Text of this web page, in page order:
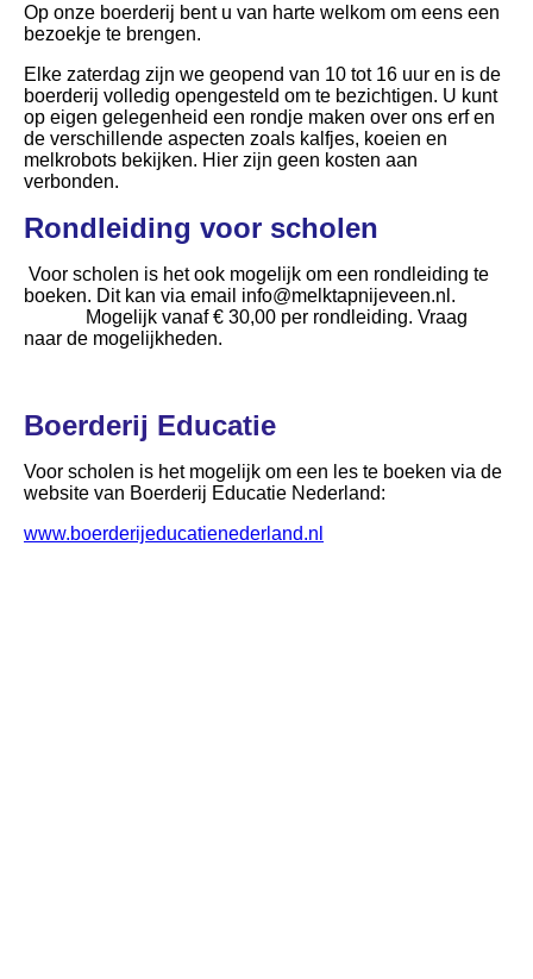
Op onze boerderij bent u van harte welkom om eens een
bezoekje te brengen.
Elke zaterdag zijn we geopend van 10 tot 16 uur en is de
boerderij volledig opengesteld om te bezichtigen. U kunt
op eigen gelegenheid een rondje maken over ons erf en
de verschillende aspecten zoals kalfjes, koeien en
melkrobots bekijken. Hier zijn geen kosten aan
verbonden.
Rondleiding voor scholen
Voor scholen is het ook mogelijk om een rondleiding te
boeken. Dit kan via email info@melktapnijeveen.nl.
Mogelijk vanaf € 30,00 per rondleiding. Vraag
naar de mogelijkheden.
Boerderij Educatie
Voor scholen is het mogelijk om een les te boeken via de
website van Boerderij Educatie Nederland:
www.boerderijeducatienederland.nl